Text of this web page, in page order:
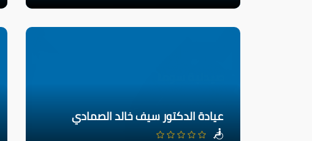
عيادة الدكتور سيف خالد الصمادي